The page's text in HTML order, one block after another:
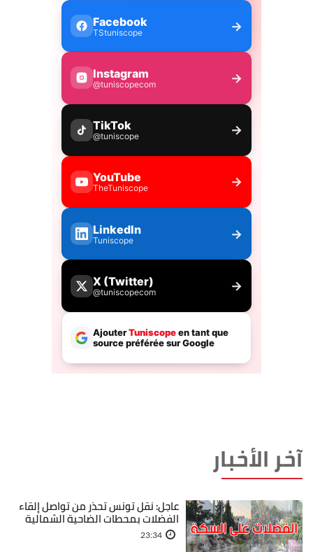
آخر الأخبار
عاجل: نقل تونس تحذر من تواصل إلقاء
الفضلات بمحطات الضاحية الشمالية
23:34